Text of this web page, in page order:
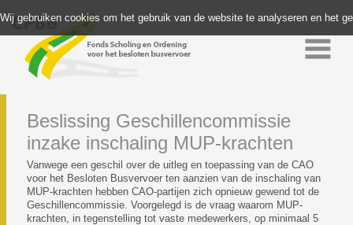
Wij gebruiken cookies om het gebruik van de website te analyseren en het
Beslissing Geschillencommissie
inzake inschaling MUP-krachten
Vanwege een geschil over de uitleg en toepassing van de CAO
voor het Besloten Busvervoer ten aanzien van de inschaling van
MUP-krachten hebben CAO-partijen zich opnieuw gewend tot de
Geschillencommissie. Voorgelegd is de vraag waarom MUP-
krachten, in tegenstelling tot vaste medewerkers, op minimaal 5